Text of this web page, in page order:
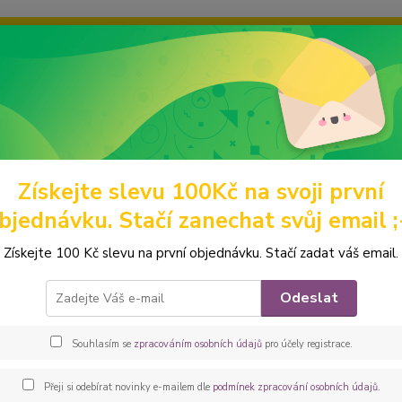
grafiku? Mám jich mnohem víc – napište mi a společně
Hledat
Módní doplňky a drobnosti KOSMETICKÉ TAŠTIČKY A KUFŘÍKY
kosmetická taštička
Získejte slevu 100Kč na svoji první
Stačí zanechat svůj email
Získejte 100 Kč slevu na první objednávku. Stačí zadat váš email.
Odeslat
Souhlasím se zpracováním osobních údajůpro účely registrace.
Přeji si odebírat novinky e-mailem dle podmínek zpracování osobních údajů.